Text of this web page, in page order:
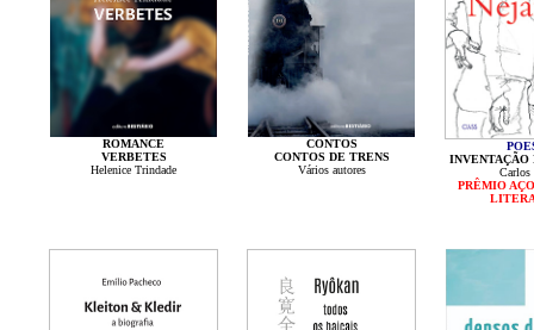
ROMANCE
VERBETES
Helenice Trindade
CONTOS
CONTOS DE TRENS
Vários autores
INVENTAÇÃO
Carlos
PRÊMIO